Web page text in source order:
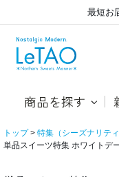
最短お
商品を探す
トップ 特集（シーズナリティ
単品スイーツ特集 ホワイトデ